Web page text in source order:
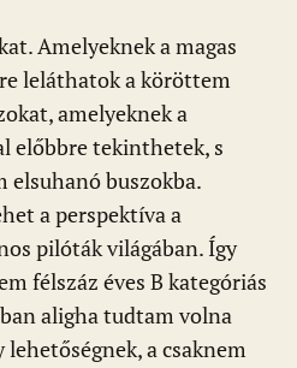
g
Amelyeknek a magas
leláthatok a köröttem
amelyeknek a
előbbre tekinthetek, s
elsuhanó buszokba.
a perspektíva a
pilóták világában. Így
félszáz éves B kategóriás
aligha tudtam volna
a csaknem